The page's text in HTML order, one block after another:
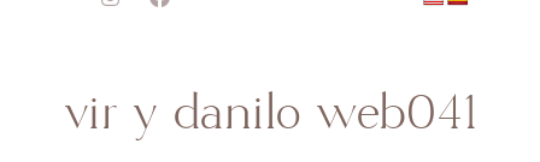
vir y danilo web041